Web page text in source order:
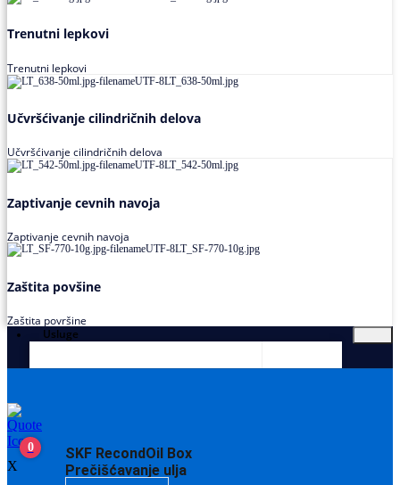
Trenutni lepkovi
Trenutni lepkovi
Učvršćivanje cilindričnih delova
Učvršćivanje cilindričnih delova
Zaptivanje cevnih navoja
Zaptivanje cevnih navoja
Zaštita povšine
Zaštita površine
Usluge
SKF RecondOil Box
Prečišćavanje ulja
0
X